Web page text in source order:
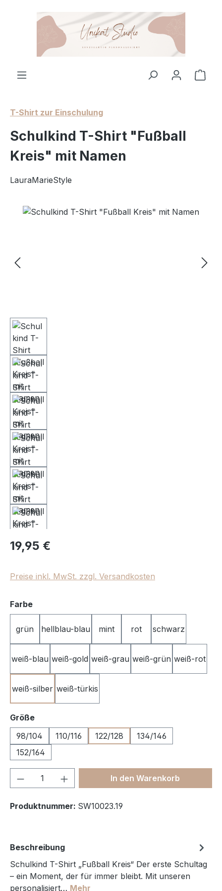
Zum Hauptinhalt springen
T-Shirt zur Einschulung
Schulkind T-Shirt "Fußball
Kreis" mit Namen
LauraMarieStyle
Bildergalerie überspringen
Regulärer Preis:
19,95 €
Preise inkl. MwSt. zzgl. Versandkosten
Farbeauswählen
grün hellblau-blau mint rot schwarz
weiß-blau weiß-gold weiß-grau weiß-grün weiß-rot
weiß-silber weiß-türkis
Größeauswählen
98/104
110/116 122/128
134/146
152/164
Produkt Anzahl: Gib denIn den Warenkorb
Produktnummer: SW10023.19
Beschreibung
Schulkind T-Shirt „Fußball Kreis“ Der erste Schultag
– ein Moment, der für immer bleibt. Mit unseren
personalisiert… Mehr